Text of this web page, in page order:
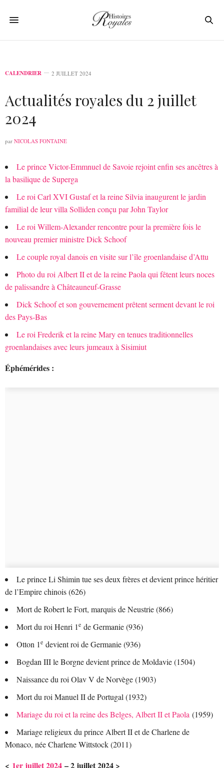
CALENDRIER 2 JUILLET 2024
Actualités royales du 2 juillet
2024
par NICOLAS FONTAINE
Le prince Victor-Emmnuel de Savoie rejoint enfin ses ancêtres à
la basilique de Superga
Le roi Carl XVI Gustaf et la reine Silvia inaugurent le jardin
familial de leur villa Solliden conçu par John Taylor
Le roi Willem-Alexander rencontre pour la première fois le
nouveau premier ministre Dick Schoof
Le couple royal danois en visite sur l’île groenlandaise d’Attu
Photo du roi Albert II et de la reine Paola qui fêtent leurs noces
de palissandre à Châteauneuf-Grasse
Dick Schoof et son gouvernement prêtent serment devant le roi
des Pays-Bas
Le roi Frederik et la reine Mary en tenues traditionnelles
groenlandaises avec leurs jumeaux à Sisimiut
Éphémérides :
Le prince Li Shimin tue ses deux frères et devient prince héritier
de l’Empire chinois (626)
Mort de Robert le Fort, marquis de Neustrie (866)
Mort du roi Henri 1e de Germanie (936)
Otton 1e devient roi de Germanie (936)
Bogdan III le Borgne devient prince de Moldavie (1504)
Naissance du roi Olav V de Norvège (1903)
Mort du roi Manuel II de Portugal (1932)
Mariage du roi et la reine des Belges, Albert II et Paola (1959)
Mariage religieux du prince Albert II et de Charlene de
Monaco, née Charlene Wittstock (2011)
< 1er juillet 2024 – 2 juillet 2024 >